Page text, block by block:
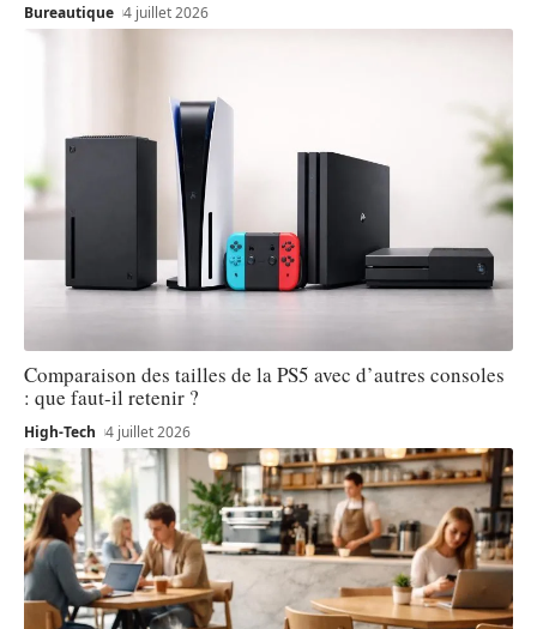
Bureautique 4 juillet 2026
Comparaison des tailles de la PS5 avec d’autres consoles
: que faut-il retenir ?
High-Tech 4 juillet 2026